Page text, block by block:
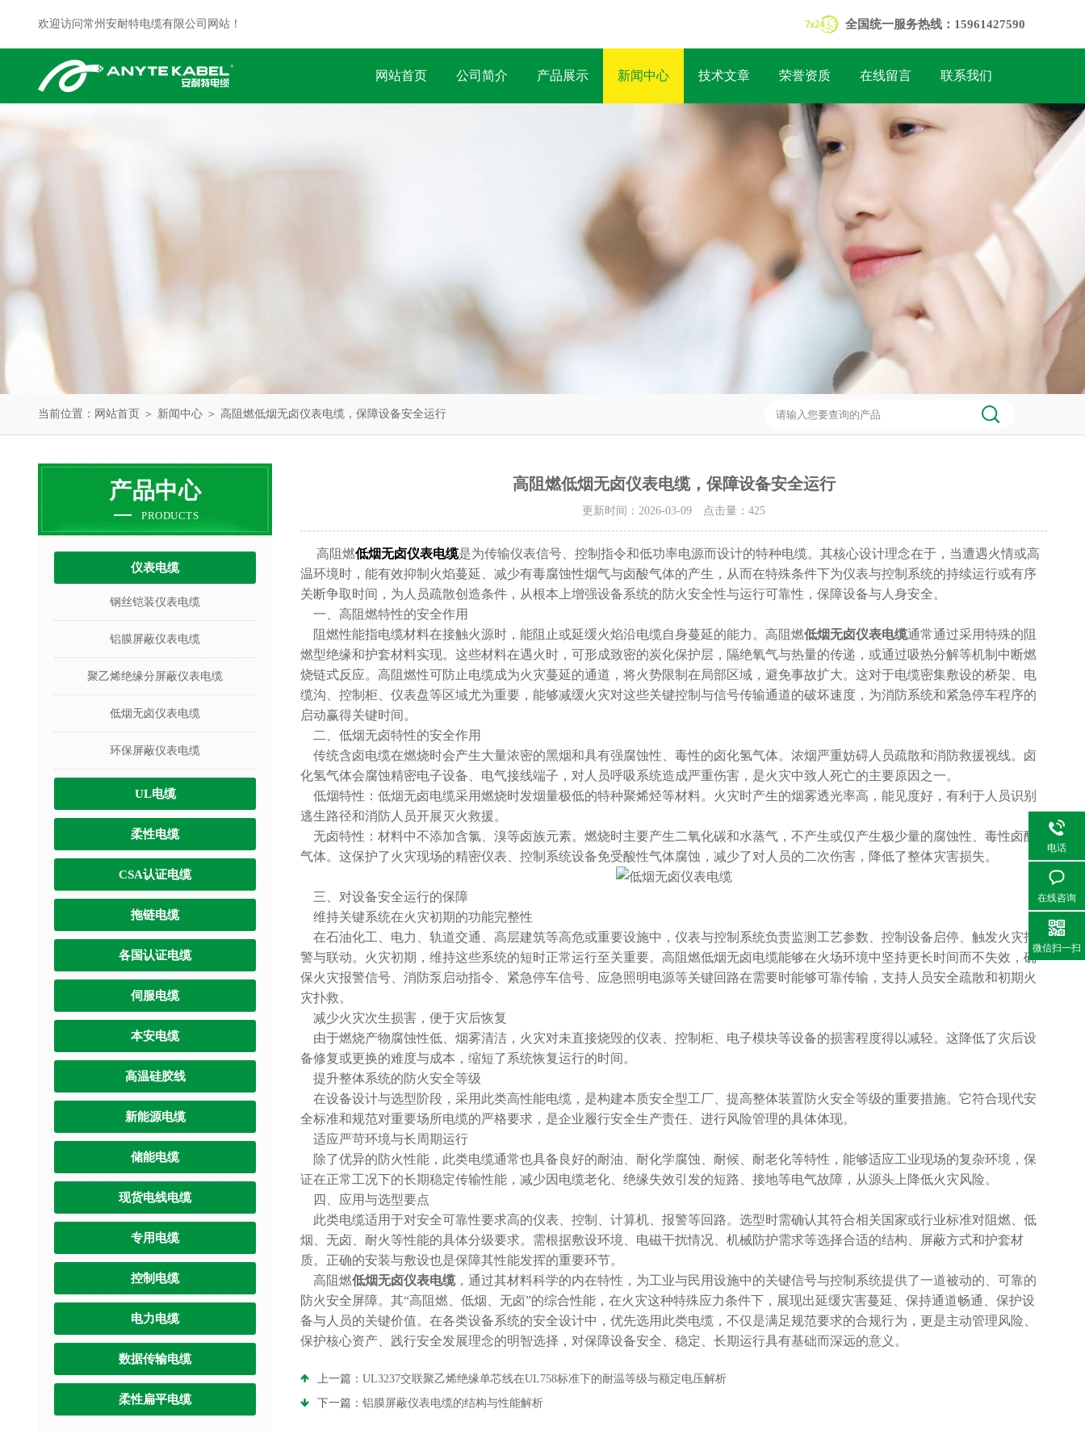
欢迎访问常州安耐特电缆有限公司网站！ 全国统一服务热线：15961427590
网站首页 公司简介 产品展示 新闻中心 技术文章 荣誉资质 在线留言 联系我们
当前位置： 网站首页 ＞ 新闻中心 ＞ 高阻燃低烟无卤仪表电缆，保障设备安全运行
产品中心
PRODUCTS
仪表电缆
钢丝铠装仪表电缆
铝膜屏蔽仪表电缆
聚乙烯绝缘分屏蔽仪表电缆
低烟无卤仪表电缆
环保屏蔽仪表电缆
UL电缆
柔性电缆
CSA认证电缆
拖链电缆
各国认证电缆
伺服电缆
本安电缆
高温硅胶线
新能源电缆
储能电缆
现货电线电缆
专用电缆
控制电缆
电力电缆
数据传输电缆
柔性扁平电缆
高阻燃低烟无卤仪表电缆，保障设备安全运行
更新时间：2026-03-09 点击量： 425
高阻燃低烟无卤仪表电缆是为传输仪表信号、控制指令和低功率电源而设计的特种电缆。其核心设计理念在于，当遭遇火情或高
温环境时，能有效抑制火焰蔓延、减少有毒腐蚀性烟气与卤酸气体的产生，从而在特殊条件下为仪表与控制系统的持续运行或有序
关断争取时间，为人员疏散创造条件，从根本上增强设备系统的防火安全性与运行可靠性，保障设备与人身安全。
一、高阻燃特性的安全作用
阻燃性能指电缆材料在接触火源时，能阻止或延缓火焰沿电缆自身蔓延的能力。高阻燃低烟无卤仪表电缆通常通过采用特殊的阻
燃型绝缘和护套材料实现。这些材料在遇火时，可形成致密的炭化保护层，隔绝氧气与热量的传递，或通过吸热分解等机制中断燃
烧链式反应。高阻燃性可防止电缆成为火灾蔓延的通道，将火势限制在局部区域，避免事故扩大。这对于电缆密集敷设的桥架、电
缆沟、控制柜、仪表盘等区域尤为重要，能够减缓火灾对这些关键控制与信号传输通道的破坏速度，为消防系统和紧急停车程序的
启动赢得关键时间。
二、低烟无卤特性的安全作用
传统含卤电缆在燃烧时会产生大量浓密的黑烟和具有强腐蚀性、毒性的卤化氢气体。浓烟严重妨碍人员疏散和消防救援视线。卤
化氢气体会腐蚀精密电子设备、电气接线端子，对人员呼吸系统造成严重伤害，是火灾中致人死亡的主要原因之一。
低烟特性：低烟无卤电缆采用燃烧时发烟量极低的特种聚烯烃等材料。火灾时产生的烟雾透光率高，能见度好，有利于人员识别
逃生路径和消防人员开展灭火救援。
无卤特性：材料中不添加含氯、溴等卤族元素。燃烧时主要产生二氧化碳和水蒸气，不产生或仅产生极少量的腐蚀性、毒性卤酸
气体。这保护了火灾现场的精密仪表、控制系统设备免受酸性气体腐蚀，减少了对人员的二次伤害，降低了整体灾害损失。
三、对设备安全运行的保障
维持关键系统在火灾初期的功能完整性
在石油化工、电力、轨道交通、高层建筑等高危或重要设施中，仪表与控制系统负责监测工艺参数、控制设备启停、触发火灾报
警与联动。火灾初期，维持这些系统的短时正常运行至关重要。高阻燃低烟无卤电缆能够在火场环境中坚持更长时间而不失效，确
保火灾报警信号、消防泵启动指令、紧急停车信号、应急照明电源等关键回路在需要时能够可靠传输，支持人员安全疏散和初期火
灾扑救。
减少火灾次生损害，便于灾后恢复
由于燃烧产物腐蚀性低、烟雾清洁，火灾对未直接烧毁的仪表、控制柜、电子模块等设备的损害程度得以减轻。这降低了灾后设
备修复或更换的难度与成本，缩短了系统恢复运行的时间。
提升整体系统的防火安全等级
在设备设计与选型阶段，采用此类高性能电缆，是构建本质安全型工厂、提高整体装置防火安全等级的重要措施。它符合现代安
全标准和规范对重要场所电缆的严格要求，是企业履行安全生产责任、进行风险管理的具体体现。
适应严苛环境与长周期运行
除了优异的防火性能，此类电缆通常也具备良好的耐油、耐化学腐蚀、耐候、耐老化等特性，能够适应工业现场的复杂环境，保
证在正常工况下的长期稳定传输性能，减少因电缆老化、绝缘失效引发的短路、接地等电气故障，从源头上降低火灾风险。
四、应用与选型要点
此类电缆适用于对安全可靠性要求高的仪表、控制、计算机、报警等回路。选型时需确认其符合相关国家或行业标准对阻燃、低
烟、无卤、耐火等性能的具体分级要求。需根据敷设环境、电磁干扰情况、机械防护需求等选择合适的结构、屏蔽方式和护套材
质。正确的安装与敷设也是保障其性能发挥的重要环节。
高阻燃低烟无卤仪表电缆，通过其材料科学的内在特性，为工业与民用设施中的关键信号与控制系统提供了一道被动的、可靠的
防火安全屏障。其“高阻燃、低烟、无卤”的综合性能，在火灾这种特殊应力条件下，展现出延缓灾害蔓延、保持通道畅通、保护设
备与人员的关键价值。在各类设备系统的安全设计中，优先选用此类电缆，不仅是满足规范要求的合规行为，更是主动管理风险、
保护核心资产、践行安全发展理念的明智选择，对保障设备安全、稳定、长期运行具有基础而深远的意义。
上一篇： UL3237交联聚乙烯绝缘单芯线在UL758标准下的耐温等级与额定电压解析
下一篇： 铝膜屏蔽仪表电缆的结构与性能解析
电话
在线咨询
微信扫一扫